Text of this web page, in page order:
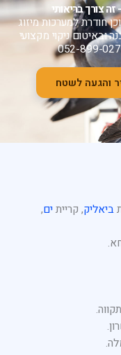
זה צורך בריאותי
חודרת למערכות מיזוג
ובאיטום ניקוי מקצועי
והגעה לשטח
ביאליק, קרייתים,